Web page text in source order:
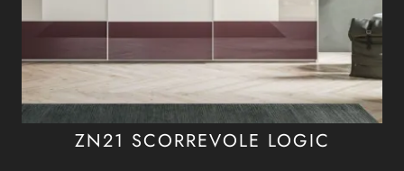
ZN21 SCORREVOLE LOGIC